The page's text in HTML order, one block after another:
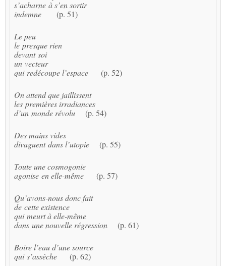
s’acharne à s’en sortir
indemne (p. 51)
Le peu
le presque rien
devant soi
un vecteur
qui redécoupe l’espace (p. 52)
On attend que jaillissent
les premières irradiances
d’un monde révolu (p. 54)
Des mains vides
divaguent dans l’utopie
(p. 55)
Toute une cosmogonie
agonise en elle-même (p. 57)
Qu’avons-nous donc fait
de cette existence
qui meurt à elle-même
dans une nouvelle régression (p. 61)
Boire l’eau d’une source
qui s’assèche (p. 62)